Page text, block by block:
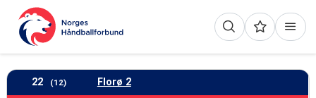
22 (12) Florø 2